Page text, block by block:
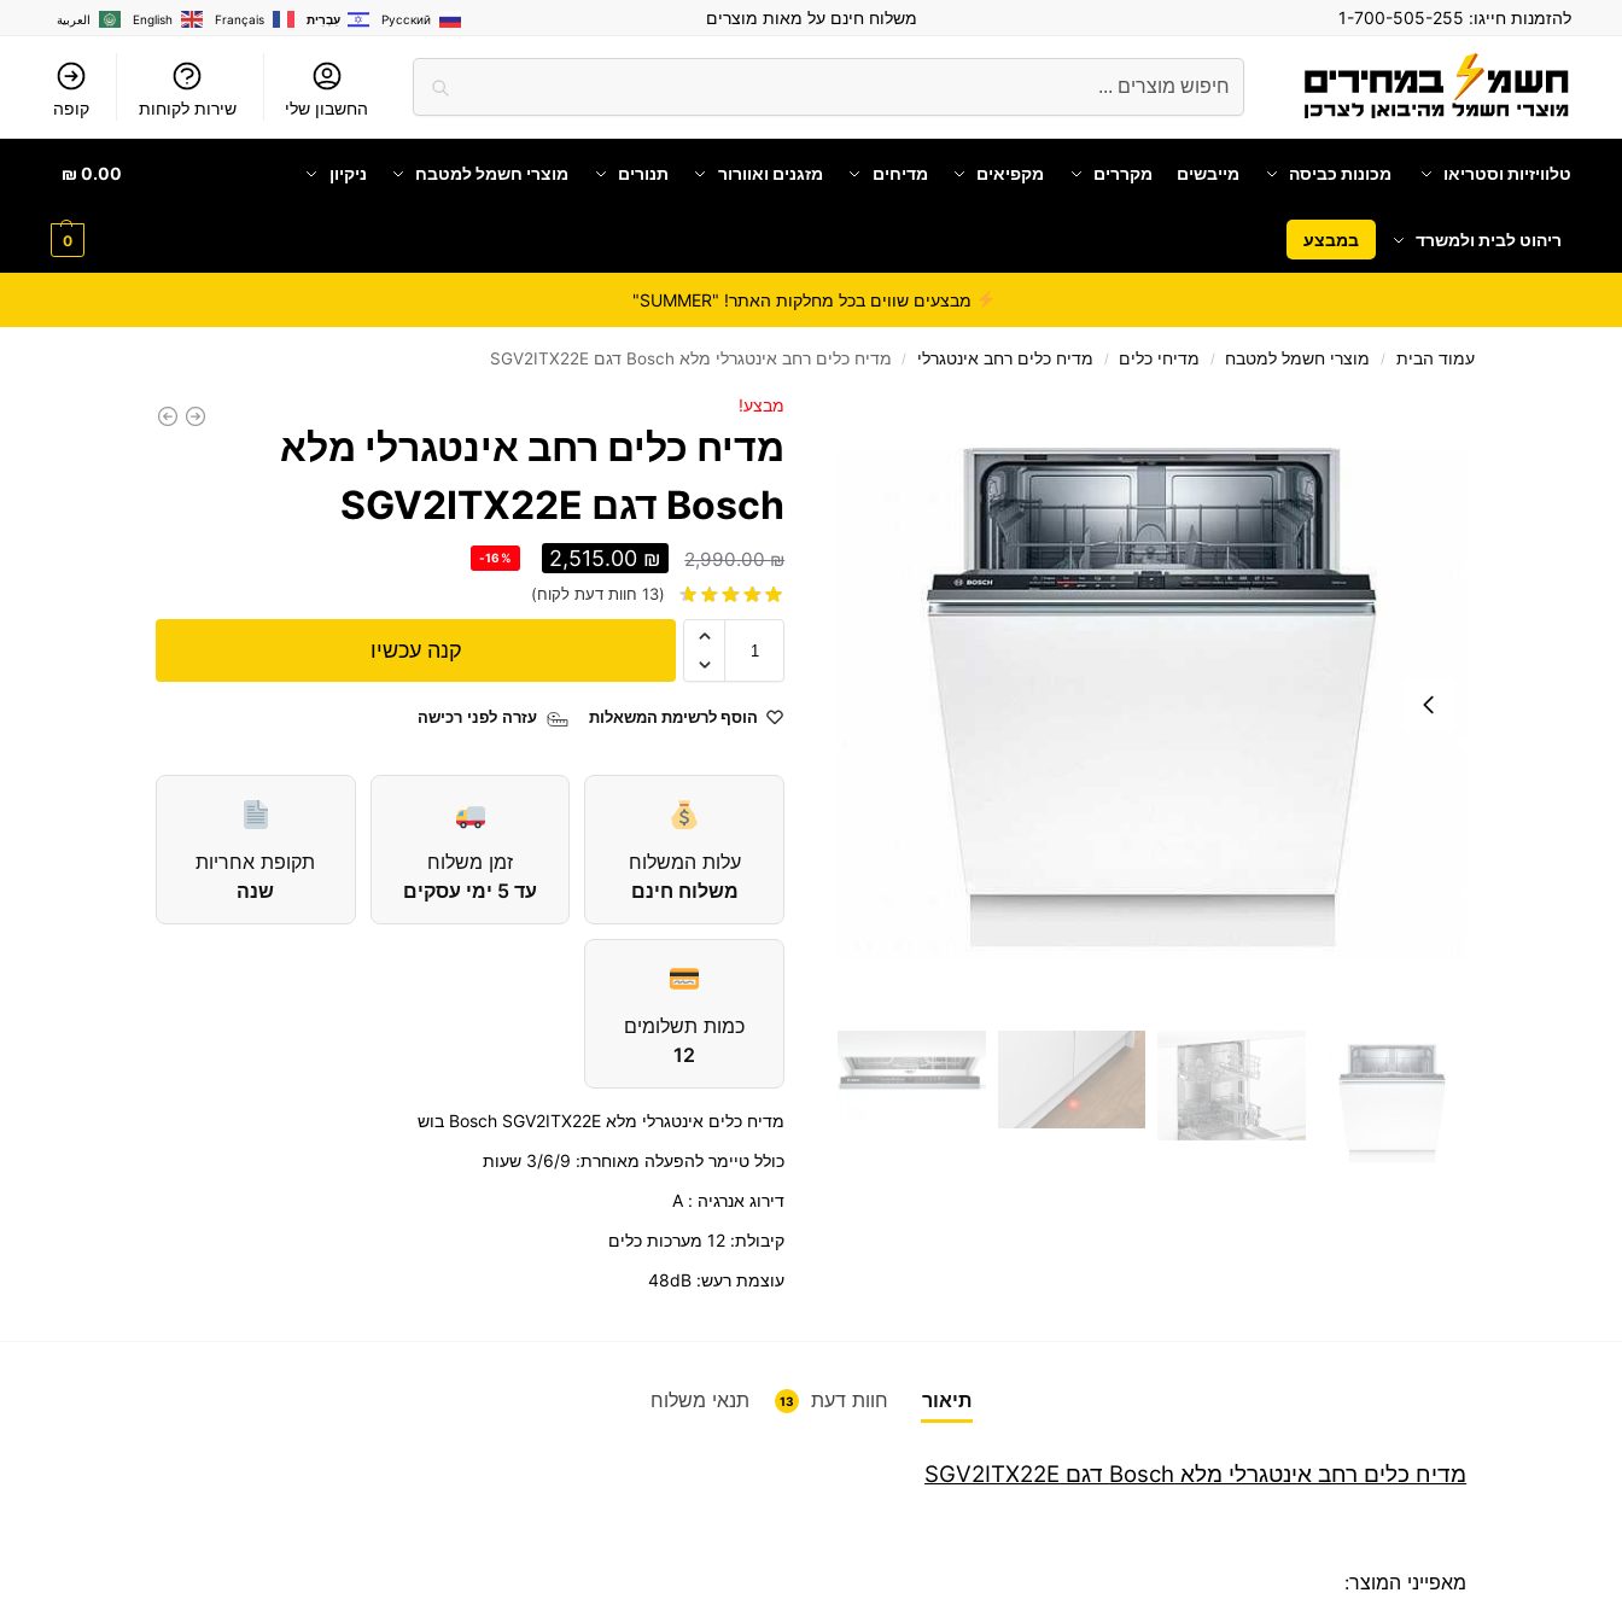
להזמנות חייגו: משלוח חינם על מאות מוצרים العربية English Français עִבְרִית Русский
החשבון שלי שירות לקוחות קופה
טלוויזיות וסטריאו מכונות כביסה מייבשים מקררים מקפיאים מדיחים מזגנים ואוורור תנורים מוצרי חשמל למטבח ניקיון
ריהוט לבית ולמשרד במבצע
0.00
₪
0
מבצעים שווים בכל מחלקות האתר! "SUMMER"
עמוד הבית / מוצרי חשמל למטבח / מדיחי כלים / מדיח כלים רחב אינטגרלי / מדיח כלים ‏רחב אינטגרלי מלא Bosch דגם SGV2ITX22E
מבצע!
מדיח כלים ‏רחב אינטגרלי מלא
Bosch דגם SGV2ITX22E
2,990.00₪
2,515.00 ₪
-16%
(
13 חוות דעת לקוח)
קנה עכשיו
הוסף לרשימת המשאלות עזרה לפני רכישה
עלות המשלוח
משלוח חינם
זמן משלוח
עד 5 ימי עסקים
תקופת אחריות
שנה
כמות תשלומים
12
מדיח כלים אינטגרלי מלא Bosch SGV2ITX22E בוש
כולל טיימר להפעלה מאוחרת: 3/6/9 שעות
דירוג אנרגיה : A
קיבולת: 12 מערכות כלים
עוצמת רעש: 48dB
תיאור חוות דעת 13 תנאי משלוח
מדיח כלים ‏רחב אינטגרלי מלא Bosch דגם SGV2ITX22E
מאפייני המוצר: